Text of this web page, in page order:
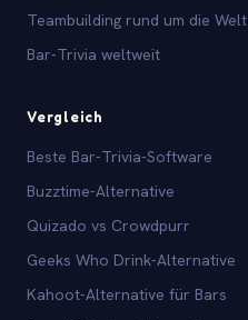
Teambuilding rund um die Welt
Bar-Trivia weltweit
Vergleich
Beste Bar-Trivia-Software
Buzztime-Alternative
Quizado vs Crowdpurr
Geeks Who Drink-Alternative
Kahoot-Alternative für Bars